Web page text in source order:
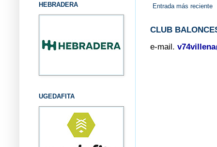
Entrada más reciente
CLUB
e-mail.
HEBRADERA
UGEDAFITA